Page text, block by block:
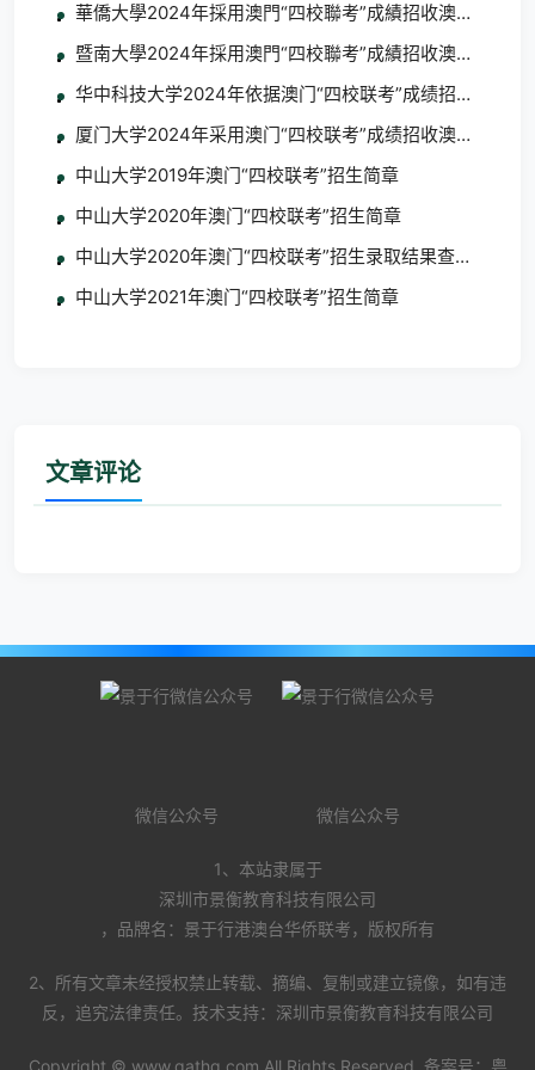
華僑大學2024年採用澳門“四校聯考”成績招收澳門學生簡
暨南大學2024年採用澳門“四校聯考”成績招收澳門學生的
华中科技大学2024年依据澳门“四校联考”成绩招收澳门学
厦门大学2024年采用澳门“四校联考”成绩招收澳门学生简
中山大学2019年澳门“四校联考”招生简章
中山大学2020年澳门“四校联考”招生简章
中山大学2020年澳门“四校联考”招生录取结果查询通知
中山大学2021年澳门“四校联考”招生简章
文章评论
微信公众号 微信公众号
1、本站隶属于
深圳市景衡教育科技有限公司
，品牌名：景于行港澳台华侨联考，版权所有
2、所有文章未经授权禁止转载、摘编、复制或建立镜像，如有违
反，追究法律责任。技术支持：深圳市景衡教育科技有限公司
Copyright © www.gathq.com All Rights Reserved. 备案号： 粤